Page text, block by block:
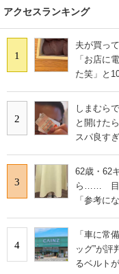
アクセスランキング
1
夫が買っ
「お店に
た笑」と
2
しまむら
と開けた
スパ良すぎ
3
62歳・62
ら…… 目
「参考に
4
「車に常
ッグ”が
るベルトが